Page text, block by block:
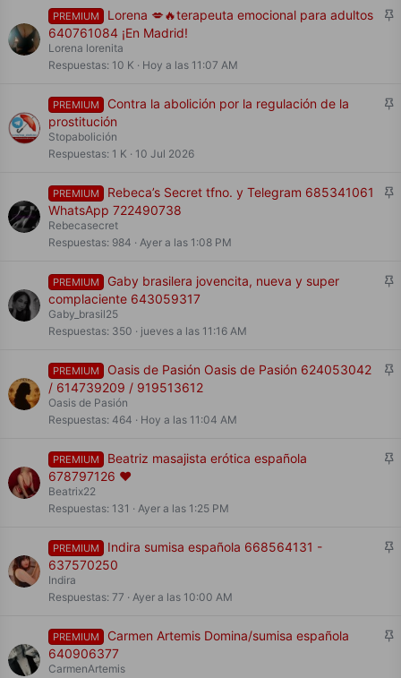
o
dF
o
PREMIUM
Lorena 💋🔥terapeuta emocional para adultos
640761084 ¡En Madrid!
Lorena lorenita
Respuestas 10 K Hoy a las 11:07 AM
F
o
PREMIUM
Contra la abolición por la regulación de la
prostitución
Stopabolición
Respuestas 1 K 10 Jul 2026
F
o
PREMIUM
Rebeca’s Secret tfno. y Telegram 685341061
WhatsApp 722490738
Rebecasecret
Respuestas 984 Ayer a las 1:08 PM
F
o
PREMIUM
Gaby brasilera jovencita, nueva y super
complaciente 643059317
Gaby_brasil25
Respuestas 350 jueves a las 11:16 AM
F
o
PREMIUM
Oasis de Pasión Oasis de Pasión 624053042
/ 614739209 / 919513612
Oasis de Pasión
Respuestas 464 Hoy a las 11:04 AM
F
o
PREMIUM
Beatriz masajista erótica española
678797126 ❤️
Beatrix22
Respuestas 131 Ayer a las 1:25 PM
F
o
PREMIUM
Indira sumisa española 668564131 -
637570250
Indira
Respuestas 77 Ayer a las 10:00 AM
F
PREMIUM
Carmen Artemis Domina/sumisa española
640906377
CarmenArtemis